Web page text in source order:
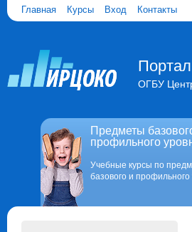
Главная Курсы Вход Контакты
ОГБУ
Предметы
профильного
Учебные курсы по
базового и профильного